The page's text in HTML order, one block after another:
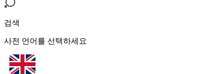
검색
사전 언어를 선택하세요